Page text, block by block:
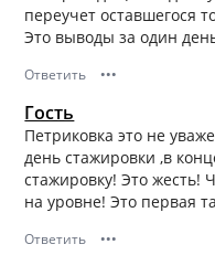
переучет оставшегося
Это выводы за один
Ответить •••
Гость
Петриковка это не
день стажировки ,в
стажировку! Это жесть!
на уровне! Это первая
Ответить •••